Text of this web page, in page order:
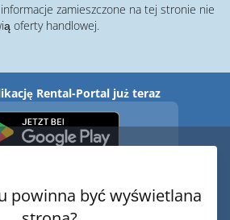
zamieszczone na tej stronie nie
oferty handlowej.
Rental-Portal już teraz
powinna być wyświetlana